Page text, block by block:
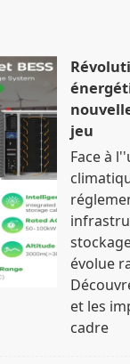
jeu
Face à
évolue
et les
cadre